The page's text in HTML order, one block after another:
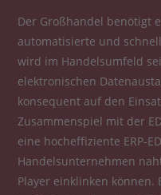
Der Großhandel benötigt
automatisierte und
wird im Handelsumfeld
elektronischen
konsequent auf den
Zusammenspiel mit der
eine hocheffiziente ERP-
Handelsunternehmen
Player einklinken können.